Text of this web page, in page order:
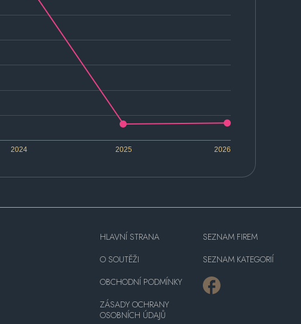
2024 2025 2026
HLAVNÍ STRANA
O SOUTĚŽI
OBCHODNÍ PODMÍNKY
ZÁSADY OCHRANY
OSOBNÍCH ÚDAJŮ
SEZNAM FIREM
SEZNAM KATEGORIÍ